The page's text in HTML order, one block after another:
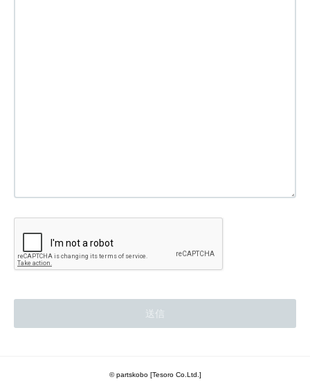
© partskobo [Tesoro Co.Ltd.]